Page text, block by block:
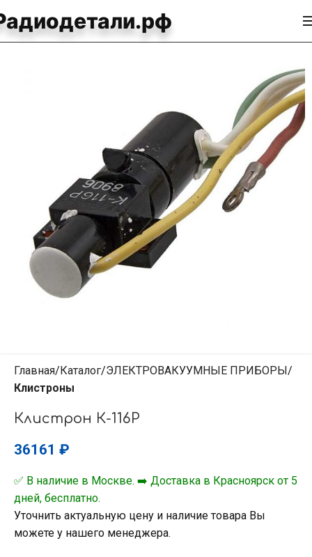
Главная Каталог ЭЛЕКТРОВАКУУМНЫЕ ПРИБОРЫ
Клистроны
Клистрон К-116Р
36161 ₽
✅ В наличие в Москве. ➡️ Доставка в Красноярск от 5
дней, бесплатно.
Уточнить актуальную цену и наличие товара Вы
можете у нашего менеджера.